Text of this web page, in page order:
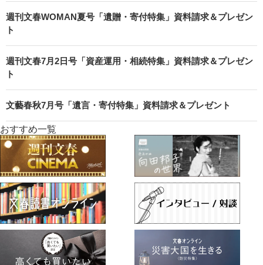
週刊文春WOMAN夏号「遺贈・寄付特集」資料請求＆プレゼン
ト
週刊文春7月2日号「資産運用・相続特集」資料請求＆プレゼン
ト
文藝春秋7月号「遺言・寄付特集」資料請求＆プレゼント
おすすめ一覧